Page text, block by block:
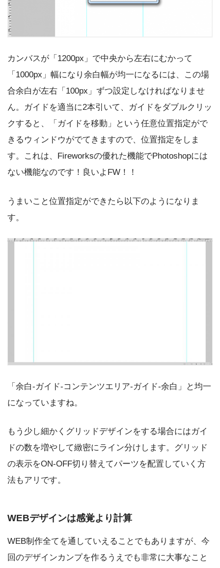
カンバスが「1200px」で中央から左右にむかって
「1000px」幅になり余白幅が均一になるには、この場
合余白が左右「100px」ずつ設定しなければなりませ
ん。ガイドを適当に2本引いて、ガイドをダブルクリッ
クすると、「ガイドを移動」という任意位置指定がで
きるウィンドウがでてきますので、位置指定をしま
す。これは、Fireworksの優れた機能でPhotoshopには
ない機能なのです！良いよFW！！
うまいこと位置指定ができたら以下のようになりま
す。
「余白-ガイド-コンテンツエリア-ガイド-余白」と均一
になっていますね。
もう少し細かくグリッドデザインをする場合にはガイ
ドの数を増やして緻密にライン分けします。グリッド
の表示をON-OFF切り替えてパーツを配置していく方
法もアリです。
WEBデザインは感覚より計算
WEB制作全てを通していえることでもありますが、今
回のデザインカンプを作るうえでも非常に大事なこと